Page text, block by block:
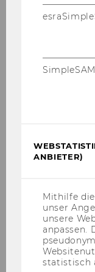
ANBIETER)
Mithilfe
unser
unsere
anpassen.
statistisch